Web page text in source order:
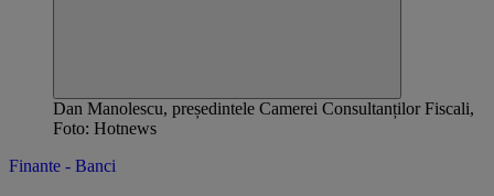
Dan Manolescu, președintele Camerei Consultanților Fiscali,
Foto: Hotnews
Finante - Banci